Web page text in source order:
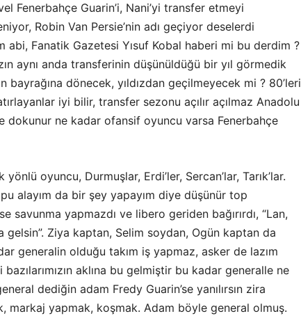
Fenerbahçe Guarin’i, Nani’yi transfer etmeyi
Robin Van Persie’nin adı geçiyor deselerdi
abi, Fanatik Gazetesi Yısuf Kobal haberi mi bu derdim ?
aynı anda transferinin düşünüldüğü bir yıl görmedik
bayrağına dönecek, yıldızdan geçilmeyecek mi ? 80’leri
iyi bilir, transfer sezonu açılır açılmaz Anadolu
dokunur ne kadar ofansif oyuncu varsa Fenerbahçe
oyuncu, Durmuşlar, Erdi’ler, Sercan’lar, Tarık’lar.
alayım da bir şey yapayım diye düşünür top
savunma yapmazdı ve libero geriden bağırırdı, “Lan,
gelsin”. Ziya kaptan, Selim soydan, Ogün kaptan da
generalin olduğu takım iş yapmaz, asker de lazım
aklına bu gelmiştir bu kadar generalle ne
dediğin adam Fredy Guarin’se yanılırsın zira
markaj yapmak, koşmak. Adam böyle general olmuş.